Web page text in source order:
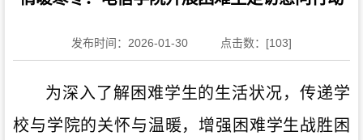
发布时间：2026-01-30 点击数：[103]
为深入了解困难学生的生活状况，传递学
校与学院的关怀与温暖，增强困难学生战胜困